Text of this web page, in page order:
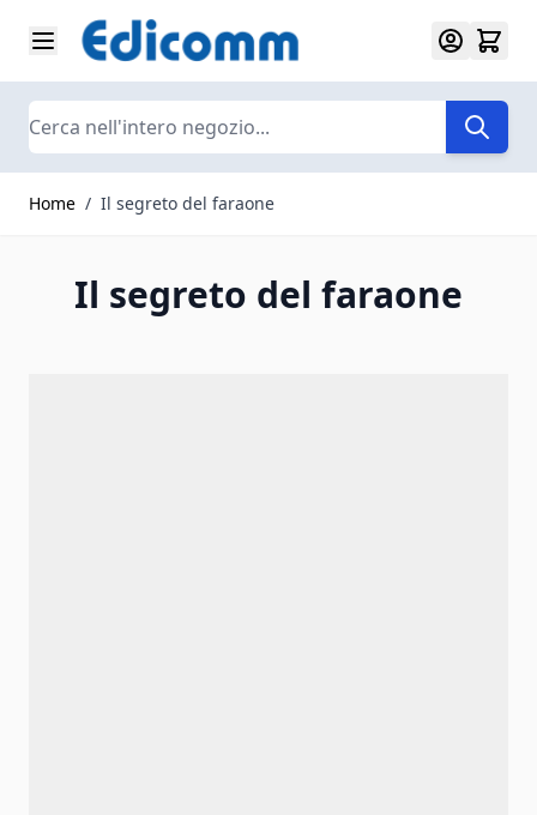
Salta al contenuto
Search
Home / Il segreto del faraone
Il segreto del faraone